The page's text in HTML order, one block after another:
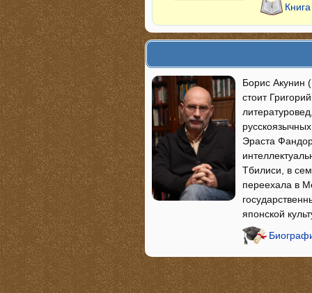
Борис Акунин
стоит
Эраста
Тбилиси, в
переехала в
японской